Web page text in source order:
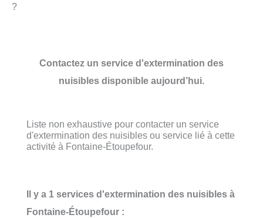
?
Contactez un service d'extermination des
nuisibles disponible aujourd’hui.
Liste non exhaustive pour contacter un service
d'extermination des nuisibles ou service lié à cette
activité à Fontaine-Étoupefour.
Il y a 1 services d'extermination des nuisibles à
Fontaine-Étoupefour :